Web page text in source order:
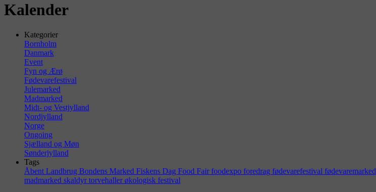
Kalender
Kategorier
Bornholm
Danmark
Event
Fyn og Ærø
Fødevarefestival
Julemarked
Madmarked
Midt- og Vestjylland
Nordjylland
Norge
Ongoing
Sjælland og Møn
Sønderjylland
Tags
Åbent Landbrug Bondens Marked Fiskens Dag Food Fairfoodexpo foredrag fødevarefestival fødevaremarked
madmarked skaldyrtorvehallerøkologisk festival